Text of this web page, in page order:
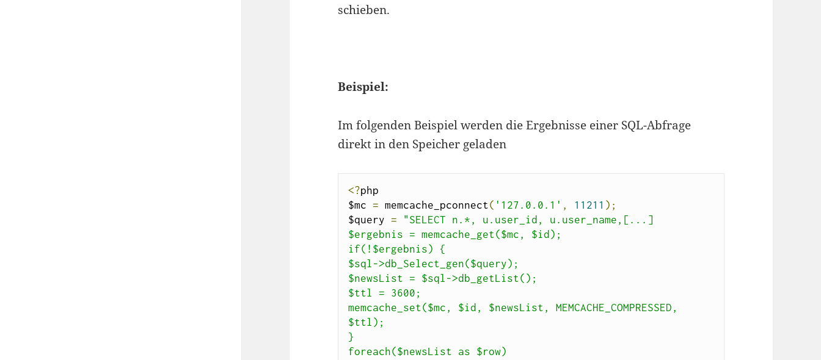
schieben.
Beispiel:
Im folgenden Beispiel werden die Ergebnisse einer SQL-Abfrage
direkt in den Speicher geladen
<?php
$mc = memcache_pconnect( '127.0.0.1' , 11211 );
$query =
"SELECT n.*, u.user_id, u.user_name,[...]
$ergebnis = memcache_get($mc, $id);
if(!$ergebnis) {
$sql->db_Select_gen($query);
$newsList = $sql->db_getList();
$ttl = 3600;
memcache_set($mc, $id, $newsList, MEMCACHE_COMPRESSED,
$ttl);
}
foreach($newsList as $row)